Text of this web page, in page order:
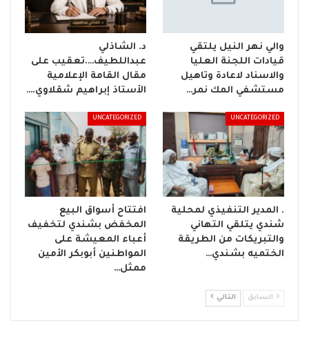
والي نهر النيل يلتقي
قيادات اللجنة العليا
والاسناد لاعادة وتاهيل
مستشفي المك نمر…
د. الشاذلي
عبداللطيف….تعقيب على
مقال القامة الإعلامية
الأستاذ إبراهيم شقلاوي.…
UNCATEGORIZED
. المدير التنفيذي لمحلية
شندي يتلقي التهاني
والتبريكات من الطريقة
الختميه بشندي…
UNCATEGORIZED
افتتاح أسواق البيع
المخفض بشندي لتخفيف
أعباء المعيشة على
المواطنين أبوبكر الأمين
ممثل…
السابق التالي